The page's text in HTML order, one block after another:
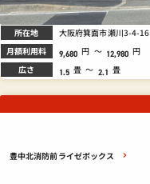
所在地 大阪府箕面市瀬川3-4-16
月額利用料 9,680 円 ～ 12,980 円
広さ 1.5 畳 ～ 2.1 畳
豊中北消防前ライゼボックス